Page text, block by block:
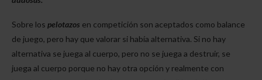
Sobre los pelotazos en competición son aceptados como balance
de juego, pero hay que valorar si había alternativa. Si no hay
alternativa se juega al cuerpo, pero no se juega a destruir, se
juega al cuerpo porque no hay otra opción y realmente con